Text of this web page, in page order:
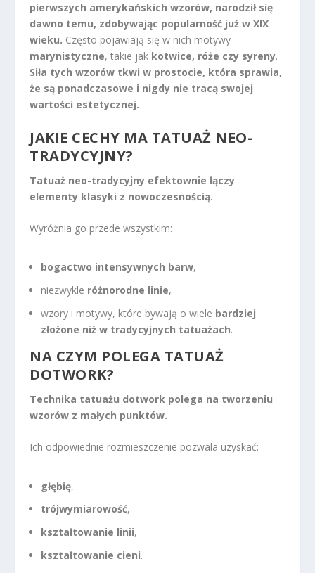
pierwszych amerykańskich wzorów, narodził się
dawno temu, zdobywając popularność już w XIX
wieku. Często pojawiają się w nich motywy
marynistyczne, takie jak kotwice, róże czy syreny.
Siła tych wzorów tkwi w prostocie, która sprawia,
że są ponadczasowe i nigdy nie tracą swojej
wartości estetycznej.
JAKIE CECHY MA TATUAŻ NEO-
TRADYCYJNY?
Tatuaż neo-tradycyjny efektownie łączy
elementy klasyki z nowoczesnością.
Wyróżnia go przede wszystkim:
bogactwo intensywnych barw,
niezwykle różnorodne linie,
wzory i motywy, które bywają o wiele bardziej
złożone niż w tradycyjnych tatuażach.
NA CZYM POLEGA TATUAŻ
DOTWORK?
Technika tatuażu dotwork polega na tworzeniu
wzorów z małych punktów.
Ich odpowiednie rozmieszczenie pozwala uzyskać:
głębię,
trójwymiarowość,
kształtowanie linii,
kształtowanie cieni.